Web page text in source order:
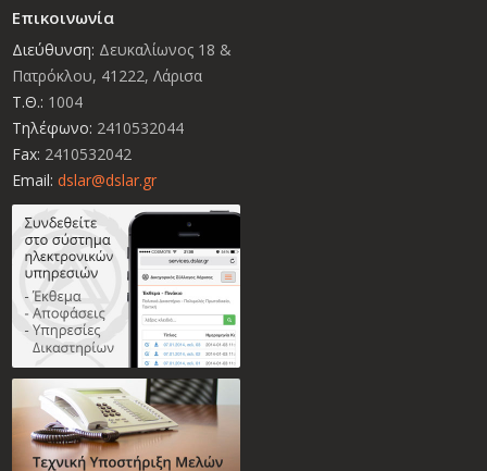
Επικοινωνία
Διεύθυνση: Δευκαλίωνος 18 &
Πατρόκλου, 41222, Λάρισα
Τ.Θ.: 1004
Τηλέφωνο: 2410532044
Fax: 2410532042
Email: dslar@dslar.gr